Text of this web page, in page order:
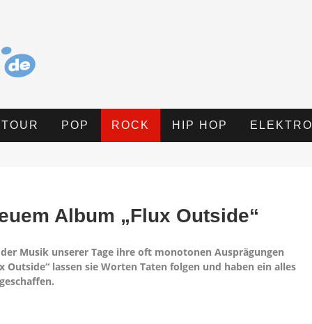
POP ROCK HIP HOP ELEKTRO
Album „Flux Outside“
Musik unserer Tage ihre oft monotonen Ausprägungen
lassen sie Worten Taten folgen und haben ein alles